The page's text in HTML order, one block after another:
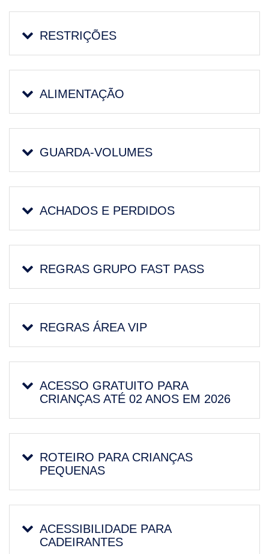
RESTRIÇÕES
ALIMENTAÇÃO
GUARDA-VOLUMES
ACHADOS E PERDIDOS
REGRAS GRUPO FAST PASS
REGRAS ÁREA VIP
ACESSO GRATUITO PARA
CRIANÇAS ATÉ 02 ANOS EM 2026
ROTEIRO PARA CRIANÇAS
PEQUENAS
ACESSIBILIDADE PARA
CADEIRANTES